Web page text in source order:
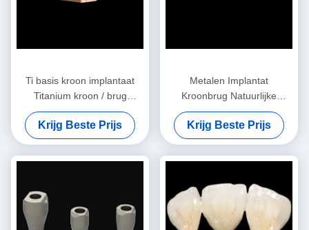
Ti basis kroon implantaat
Titanium kroon / brug
aanpak met composiet
Krijg Beste Prijs
Metalen Implantat
Kroonbrug Natuurlijke
Zirconia Volledig Contour
Kroon Met Titanium
Abutment
Krijg Beste Prijs